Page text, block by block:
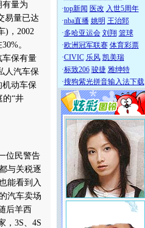
有量为
易量已达
)，2002
。
车保有量
人汽车保
机动车保
的“井
位民警告
与关税逐
能看到入
汽车卖场
后羊西
，3S、4S
·top新闻 医改 入世5周年
·nba直播 姚明 王治郅
·多哈亚运会 刘翔 篮球
·欧洲冠军联赛 体育彩票
·CIVIC 乐风 凯美瑞
·标致206 骏捷 雅绅特
·搜狗紫光拼音输入法下载